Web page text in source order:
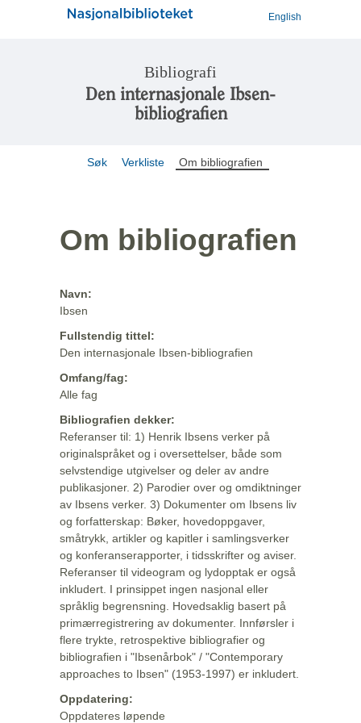
English
Bibliografi
Den internasjonale Ibsen-
bibliografien
Søk Verkliste Om bibliografien
Om bibliografien
Navn:
Ibsen
Fullstendig tittel:
Den internasjonale Ibsen-bibliografien
Omfang/fag:
Alle fag
Bibliografien dekker:
Referanser til: 1) Henrik Ibsens verker på
originalspråket og i oversettelser, både som
selvstendige utgivelser og deler av andre
publikasjoner. 2) Parodier over og omdiktninger
av Ibsens verker. 3) Dokumenter om Ibsens liv
og forfatterskap: Bøker, hovedoppgaver,
småtrykk, artikler og kapitler i samlingsverker
og konferanserapporter, i tidsskrifter og aviser.
Referanser til videogram og lydopptak er også
inkludert. I prinsippet ingen nasjonal eller
språklig begrensning. Hovedsaklig basert på
primærregistrering av dokumenter. Innførsler i
flere trykte, retrospektive bibliografier og
bibliografien i "Ibsenårbok" / "Contemporary
approaches to Ibsen" (1953-1997) er inkludert.
Oppdatering:
Oppdateres løpende